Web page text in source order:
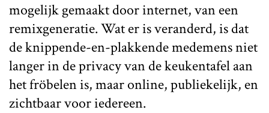
mogelijk gemaakt door internet, van een
remixgeneratie. Wat er is veranderd, is dat
de knippende-en-plakkende medemens niet
langer in de privacy van de keukentafel aan
het fröbelen is, maar online, publiekelijk, en
zichtbaar voor iedereen.